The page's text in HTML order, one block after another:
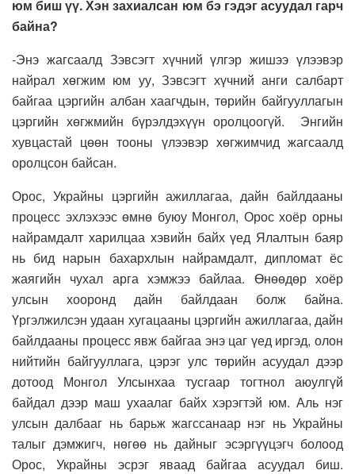
юм биш үү. Хэн захиалсан юм бэ гэдэг асуудал гарч
байна?
-Энэ жагсаалд Зэвсэгт хүчний үлгэр жишээ үлээвэр
найрал хөгжим юм уу, Зэвсэгт хүчний анги салбарт
байгаа цэргийн албан хаагчдын, төрийн байгууллагын
цэргийн хөгжмийн бүрэлдэхүүн оролцоогүй. Энгийн
хувцастай цөөн тооны үлээвэр хөгжимчид жагсаалд
оролцсон байсан.
Орос, Украйны цэргийн ажиллагаа, дайн байлдааны
процесс эхлэхээс өмнө буюу Монгол, Орос хоёр орны
найрамдалт харилцаа хэвийн байх үед Ялалтын баяр
нь бид нарын бахархлын найрамдалт, дипломат ёс
жаягийн чухал арга хэмжээ байлаа. Өнөөдөр хоёр
улсын хооронд дайн байлдаан болж байна.
Үргэлжилсэн удаан хугацааны цэргийн ажиллагаа, дайн
байлдааны процесс явж байгаа энэ цаг үед иргэд, олон
нийтийн байгууллага, цэрэг улс төрийн асуудал дээр
дотоод Монгол Улсынхаа тусгаар тогтнол аюулгүй
байдал дээр маш ухаалаг байх хэрэгтэй юм. Аль нэг
улсын далбааг нь барьж жагссанаар нэг нь Украйны
талыг дэмжигч, нөгөө нь дайныг эсэргүүцэгч болоод
Орос, Украйны эсрэг яваад байгаа асуудал биш.